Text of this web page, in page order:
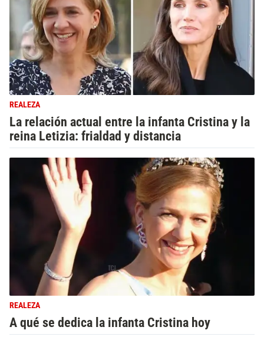
REALEZA
La relación actual entre la infanta Cristina y la
reina Letizia: frialdad y distancia
REALEZA
A qué se dedica la infanta Cristina hoy